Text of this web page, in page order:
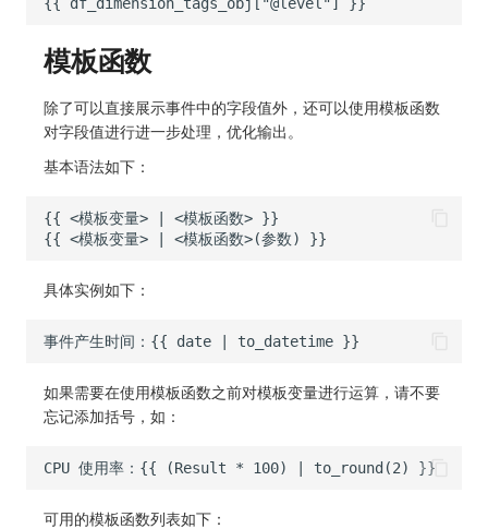
模板函数
除了可以直接展示事件中的字段值外，还可以使用模板函数
对字段值进行进一步处理，优化输出。
基本语法如下：
具体实例如下：
如果需要在使用模板函数之前对模板变量进行运算，请不要
忘记添加括号，如：
可用的模板函数列表如下：